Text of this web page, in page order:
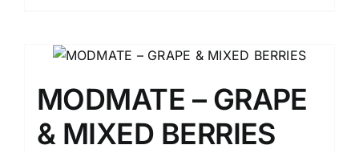
MODMATE – GRAPE
& MIXED BERRIES